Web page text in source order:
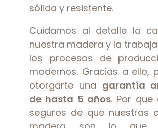
sólida y resistente.
Cuidamos al detalle la
nuestra madera y la
los procesos de
modernos. Gracias a ello,
otorgarte una garantía
de hasta 5 años. Por que
seguros de que nuestras